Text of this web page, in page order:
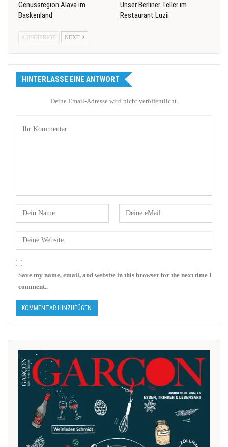
Genussregion Alava im
Baskenland
Unser Berliner Teller im
Restaurant Luzii
BISHERIGE NEXT
HINTERLASSE EINE ANTWORT
Deine Email-Adresse wird nicht veröffentlicht.
Save my name, email, and website in this browser for the next time I
comment..